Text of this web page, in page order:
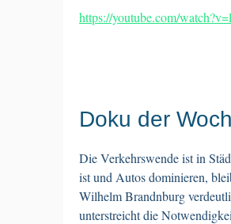
https://youtube.com/
Doku der
Die Verkehrswende ist in
ist und Autos dominieren,
Wilhelm Brandnburg
unterstreicht die